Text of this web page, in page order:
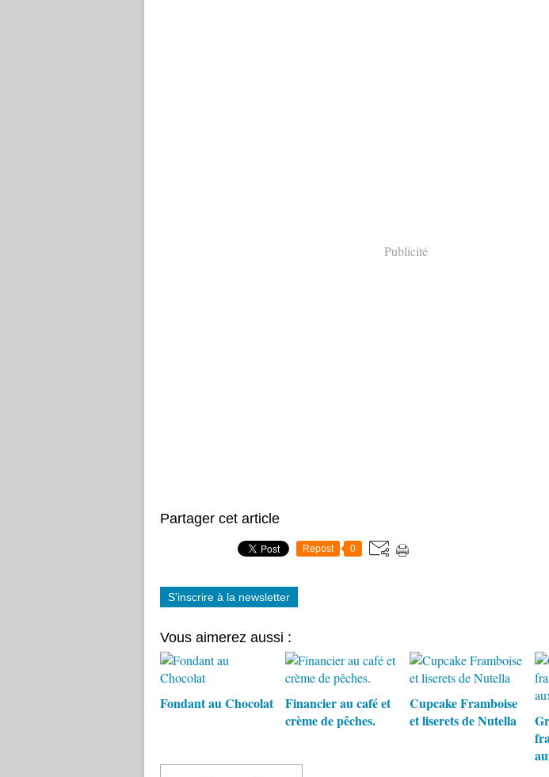
Publicité
Partager cet article
Repost 0
S'inscrire à la newsletter
Vous aimerez aussi :
Fondant au Chocolat
Financier au café et
crème de pêches.
Cupcake Framboise
et liserets de Nutella